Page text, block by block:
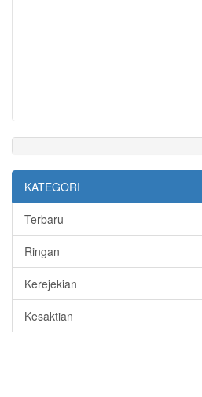
KATEGORI
Terbaru
Ringan
Kerejekian
Kesaktian